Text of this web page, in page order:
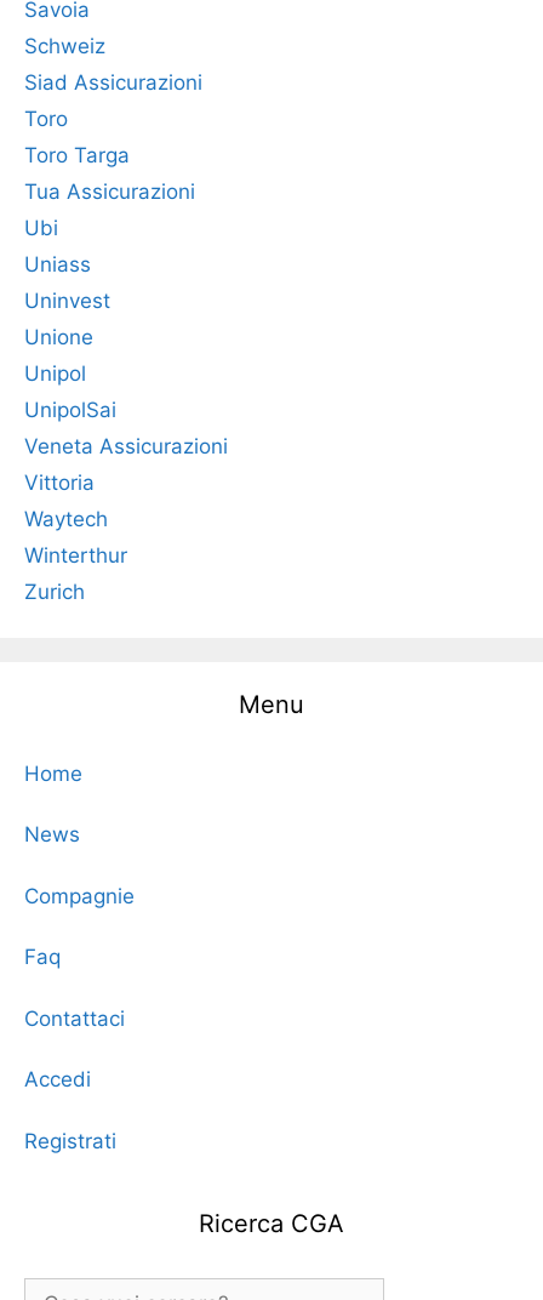
Savoia
Schweiz
Siad Assicurazioni
Toro
Toro Targa
Tua Assicurazioni
Ubi
Uniass
Uninvest
Unione
Unipol
UnipolSai
Veneta Assicurazioni
Vittoria
Waytech
Winterthur
Zurich
Menu
Home
News
Compagnie
Faq
Contattaci
Accedi
Registrati
Ricerca CGA